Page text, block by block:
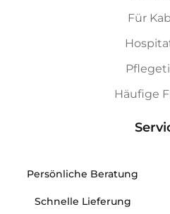
Für
Häufige
Persönliche Beratung
Schnelle Lieferung